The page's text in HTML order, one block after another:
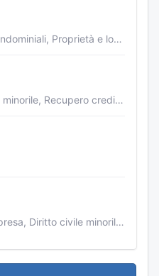
Diritto civile, Separazioni e divorzi, Diritto d'impresa, Diritto civile minorile, Recupero crediti, Contrattualistica, Liti condominiali, Proprietà e locazioni, Successioni, Cosulenza per vendite immobiliari, Esecuzioni immobiliari, Diritto fallimentare
Diritto civile, Diritto penale, Separazioni e divorzi, Cittadinanza ed immigrazione, Diritto civile minorile, Diritto penale minorile, Recupero crediti, Contrattualistica, Proprietà e locazioni
Diritto civile, Diritto penale, Separazioni e divorzi, Gratuito patrocinio, Diritto del lavoro, Diritto tributario, Diritto d'impresa, Diritto civile minorile, Recupero crediti, Contrattualistica, Liti condominiali, Malasanità, Proprietà e locazioni, Successioni, Privacy, Diritto scolastico